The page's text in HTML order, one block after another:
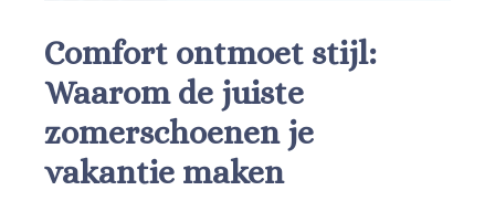
Comfort ontmoet stijl:
Waarom de juiste
zomerschoenen je
vakantie maken